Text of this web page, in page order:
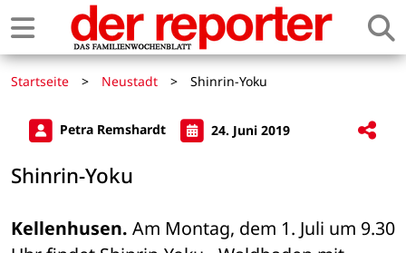
Startseite > Neustadt > Shinrin-Yoku
Petra Remshardt 24. Juni 2019
Shinrin-Yoku
Kellenhusen. Am Montag, dem 1. Juli um 9.30